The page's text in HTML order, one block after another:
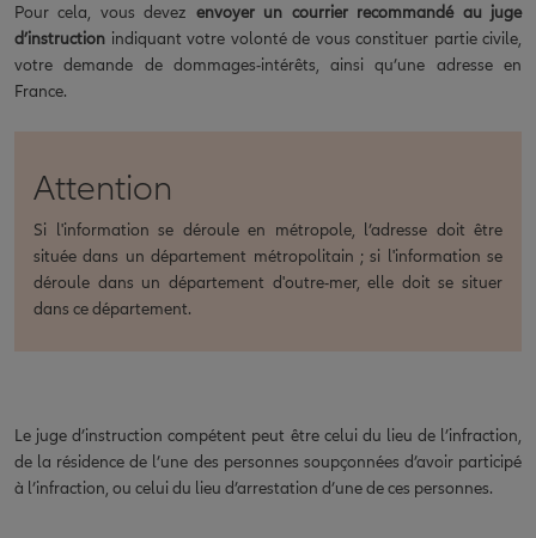
Pour cela, vous devez envoyer un courrier recommandé au juge
d’instruction indiquant votre volonté de vous constituer partie civile,
votre demande de dommages-intérêts, ainsi qu’une adresse en
France.
Attention
Si l'information se déroule en métropole, l’adresse doit être
située dans un département métropolitain ; si l'information se
déroule dans un département d'outre-mer, elle doit se situer
dans ce département.
Le juge d’instruction compétent peut être celui du lieu de l’infraction,
de la résidence de l’une des personnes soupçonnées d’avoir participé
à l’infraction, ou celui du lieu d’arrestation d’une de ces personnes.